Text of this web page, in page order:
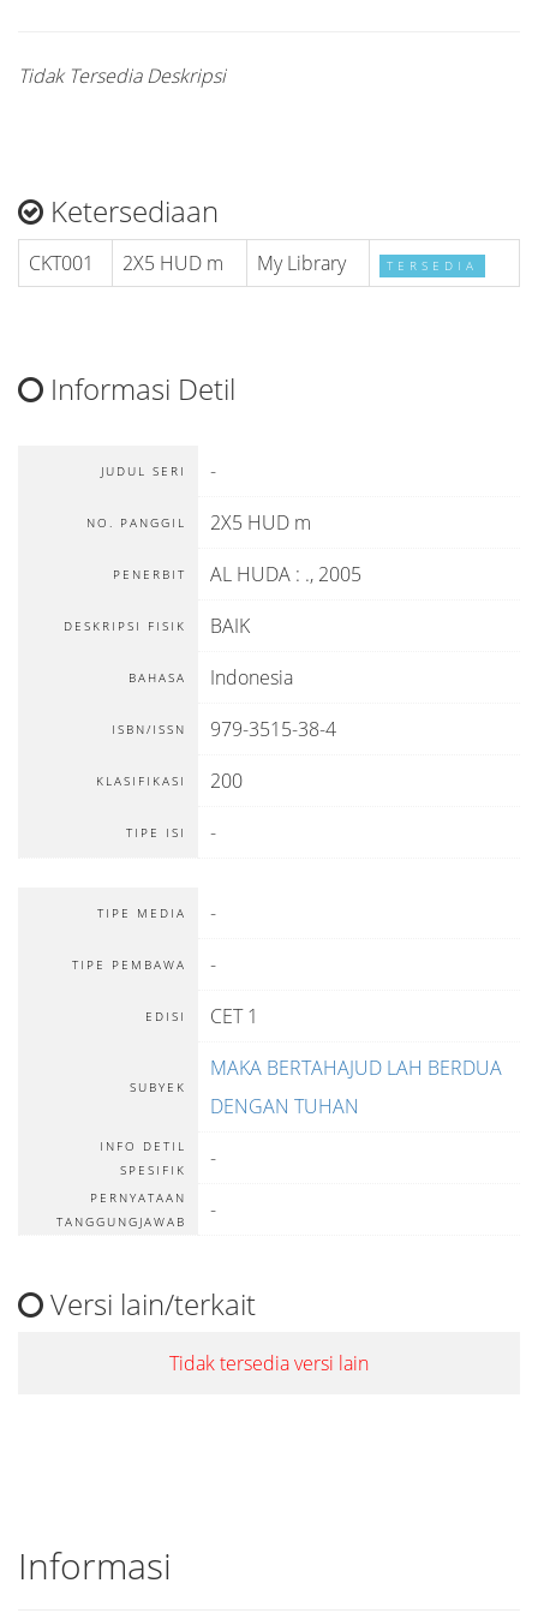
Tidak Tersedia Deskripsi
Ketersediaan
CKT001 2X5 HUD m My Library TERSEDIA
Informasi Detil
JUDUL SERI -
NO. PANGGIL 2X5 HUD m
PENERBIT AL HUDA : ., 2005
DESKRIPSI FISIK BAIK
BAHASA Indonesia
ISBN/ISSN 979-3515-38-4
KLASIFIKASI 200
TIPE ISI -
TIPE MEDIA -
TIPE PEMBAWA -
EDISI CET 1
SUBYEK
MAKA BERTAHAJUD LAH BERDUA
DENGAN TUHAN
INFO DETIL
SPESIFIK
-
PERNYATAAN
TANGGUNGJAWAB
-
Versi lain/terkait
Tidak tersedia versi lain
Informasi